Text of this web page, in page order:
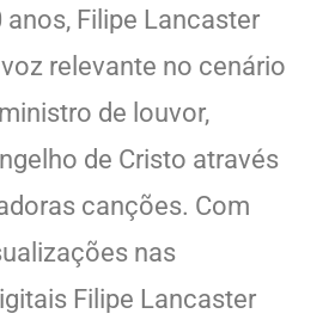
anos, Filipe Lancaster
relevante no cenário
de louvor,
de Cristo através
canções. Com
nas
Filipe Lancaster